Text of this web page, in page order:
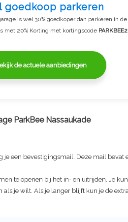
goedkoop parkeren
is wel 30% goedkoper dan parkeren in
met 20% Korting met kortingscode
de actuele aanbiedingen
ParkBee Nassaukade
je een bevestigingsmail. Deze mail bevat
te openen bij het in- en uitrijden. Je
je wilt. Als je langer blijft kun je de